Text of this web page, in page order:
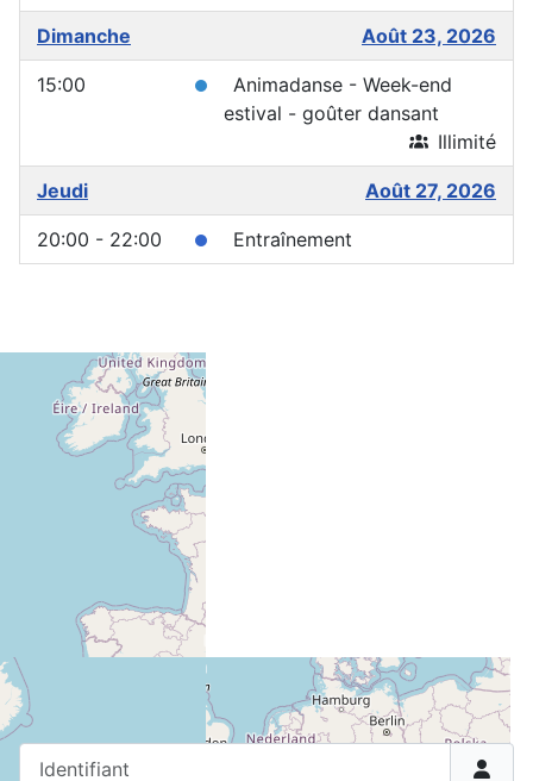
Dimanche Août 23, 2026
15:00
Animadanse - Week-end
estival - goûter dansant
Illimité
Jeudi Août 27, 2026
20:00 - 22:00 Entraînement
Connexion